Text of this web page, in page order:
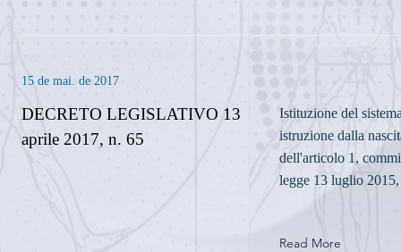
15 de mai. de 2017
DECRETO LEGISLATIVO 13
aprile 2017, n. 65
Istituzione del
istruzione dalla
dell'articolo 1,
legge 13 luglio
Read More